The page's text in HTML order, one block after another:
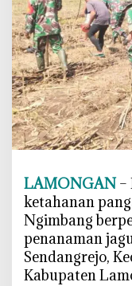
n
g
L
a
m
o
n
g
a
d
a
n
W
a
r
LAMONGAN–
ketahanan
Ngimbang
penanaman
Sendangrejo,
Kabupaten